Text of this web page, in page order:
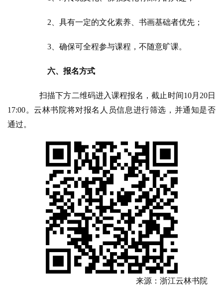
物
登录 注册
2、具有一定的文化素养、书画基础者优先；
3、确保可全程参与课程，不随意旷课。
六、报名方式
扫描下方二维码进入课程报名，截止时间10月20日
17:00。云林书院将对报名人员信息进行筛选，并通知是否
通过。
来源：浙江云林书院